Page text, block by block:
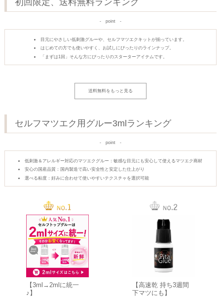
point
目元にやさしい低刺激グルーや、セルフマツエクキットが揃っています。
はじめての方でも使いやすく、お試しにぴったりのラインナップ。
「まずは1回」そんな方にぴったりのスターターアイテムです。
送料無料をもっと見る
セルフマツエク用グルー3mlランキング
point
低刺激＆アレルギー対応のマツエクグルー：敏感な目元にも安心して使えるマツエク商材
安心の国産品質：国内製造で高い安全性と安定した仕上がり
選べる粘度：好みに合わせて使いやすいテクスチャを選択可能
【3ml→2mlに統一
♪】
【高速乾 持ち3週間
下マツにも】